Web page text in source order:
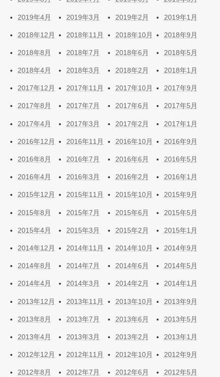
2019年4月 2019年3月 2019年2月 2019年1月
2018年12月 2018年11月 2018年10月 2018年9月
2018年8月 2018年7月 2018年6月 2018年5月
2018年4月 2018年3月 2018年2月 2018年1月
2017年12月 2017年11月 2017年10月 2017年9月
2017年8月 2017年7月 2017年6月 2017年5月
2017年4月 2017年3月 2017年2月 2017年1月
2016年12月 2016年11月 2016年10月 2016年9月
2016年8月 2016年7月 2016年6月 2016年5月
2016年4月 2016年3月 2016年2月 2016年1月
2015年12月 2015年11月 2015年10月 2015年9月
2015年8月 2015年7月 2015年6月 2015年5月
2015年4月 2015年3月 2015年2月 2015年1月
2014年12月 2014年11月 2014年10月 2014年9月
2014年8月 2014年7月 2014年6月 2014年5月
2014年4月 2014年3月 2014年2月 2014年1月
2013年12月 2013年11月 2013年10月 2013年9月
2013年8月 2013年7月 2013年6月 2013年5月
2013年4月 2013年3月 2013年2月 2013年1月
2012年12月 2012年11月 2012年10月 2012年9月
2012年8月 2012年7月 2012年6月 2012年5月